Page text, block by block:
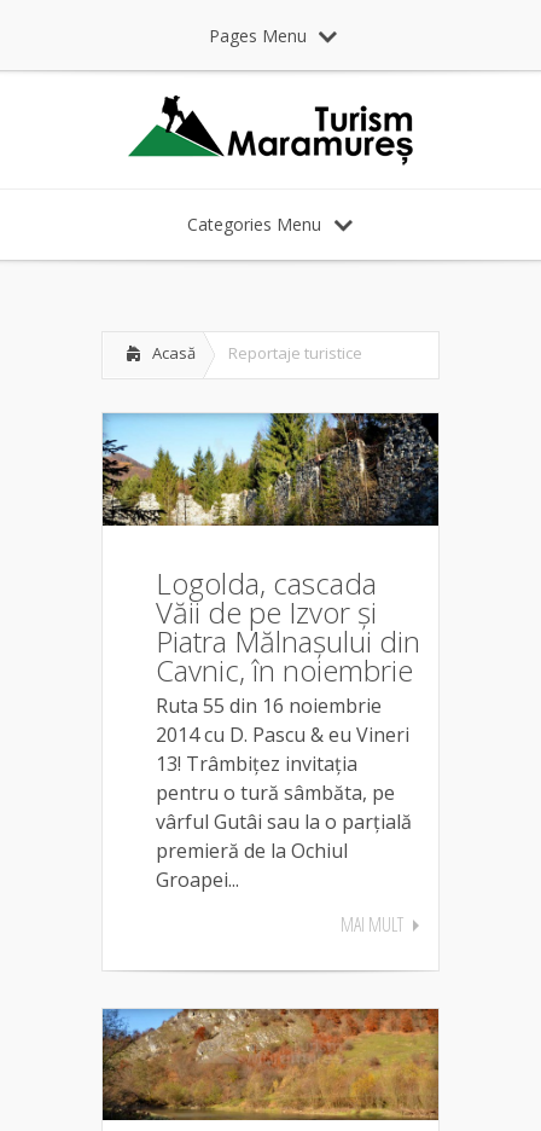
Pages Menu
Categories Menu
Acasă Reportaje turistice
Logolda, cascada
Văii de pe Izvor și
Piatra Mălnașului din
Cavnic, în noiembrie
Ruta 55 din 16 noiembrie
2014 cu D. Pascu & eu Vineri
13! Trâmbițez invitația
pentru o tură sâmbăta, pe
vârful Gutâi sau la o parțială
premieră de la Ochiul
Groapei...
MAI MULT